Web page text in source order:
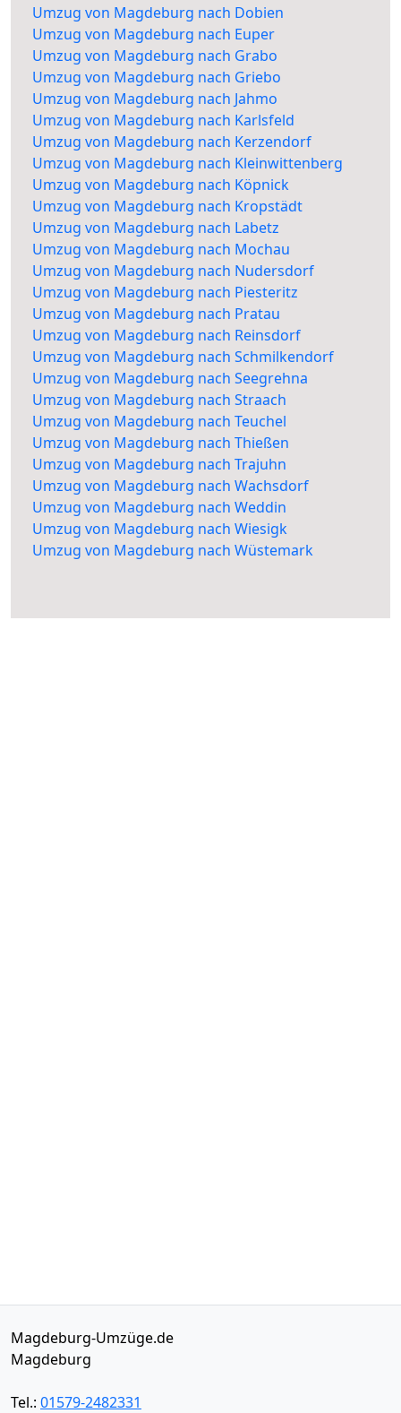
Umzug von Magdeburg nach Dobien
Umzug von Magdeburg nach Euper
Umzug von Magdeburg nach Grabo
Umzug von Magdeburg nach Griebo
Umzug von Magdeburg nach Jahmo
Umzug von Magdeburg nach Karlsfeld
Umzug von Magdeburg nach Kerzendorf
Umzug von Magdeburg nach Kleinwittenberg
Umzug von Magdeburg nach Köpnick
Umzug von Magdeburg nach Kropstädt
Umzug von Magdeburg nach Labetz
Umzug von Magdeburg nach Mochau
Umzug von Magdeburg nach Nudersdorf
Umzug von Magdeburg nach Piesteritz
Umzug von Magdeburg nach Pratau
Umzug von Magdeburg nach Reinsdorf
Umzug von Magdeburg nach Schmilkendorf
Umzug von Magdeburg nach Seegrehna
Umzug von Magdeburg nach Straach
Umzug von Magdeburg nach Teuchel
Umzug von Magdeburg nach Thießen
Umzug von Magdeburg nach Trajuhn
Umzug von Magdeburg nach Wachsdorf
Umzug von Magdeburg nach Weddin
Umzug von Magdeburg nach Wiesigk
Umzug von Magdeburg nach Wüstemark
Magdeburg-Umzüge.de
Magdeburg
Tel.: 01579-2482331